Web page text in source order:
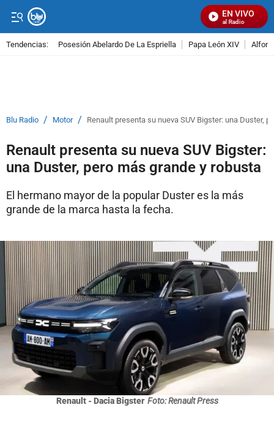
EN VIVO
Señal Visual Radio
Tendencias: Posesión Abelardo De La Espriella Papa León XIV
Blu Radio / Motor / Renault presenta su nueva SUV Bigster: una Duster,
Renault presenta su nueva SUV Bigster:
una Duster, pero más grande y robusta
El hermano mayor de la popular Duster es la más
grande de la marca hasta la fecha.
Renault - Dacia Bigster Foto: Renault Press